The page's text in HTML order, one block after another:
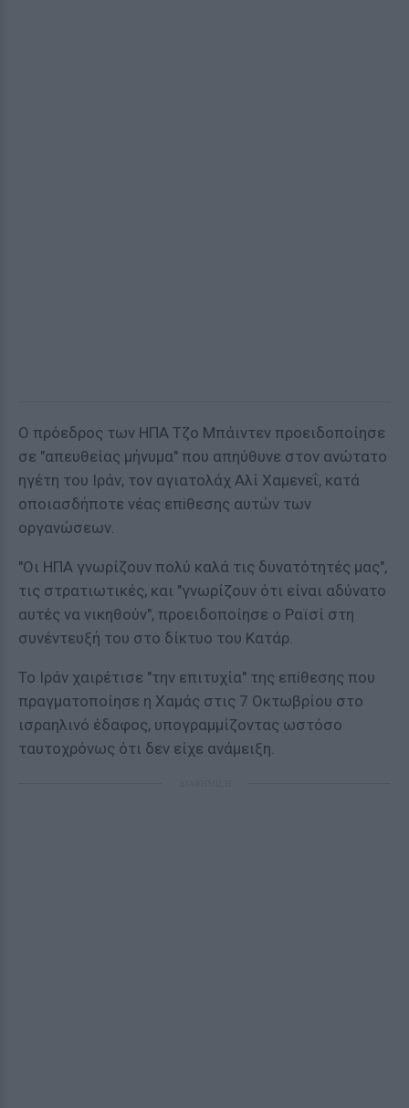
Ο πρόεδρος των ΗΠΑ Τζο Μπάιντεν προειδοποίησε
σε "απευθείας μήνυμα" που απηύθυνε στον ανώτατο
ηγέτη του Ιράν, τον αγιατολάχ Αλί Χαμενεΐ, κατά
οποιασδήποτε νέας επiθεσης αυτών των
οργανώσεων.
"Οι ΗΠΑ γνωρίζουν πολύ καλά τις δυνατότητές μας",
τις στρατιωτικές, και "γνωρίζουν ότι είναι αδύνατο
αυτές να νικηθούν", προειδοποίησε ο Ραϊσί στη
συνέντευξή του στο δίκτυο του Κατάρ.
Το Ιράν χαιρέτισε "την επιτυχία" της επiθεσης που
πραγματοποίησε η Χαμάς στις 7 Οκτωβρίου στο
ισραηλινό έδαφος, υπογραμμίζοντας ωστόσο
ταυτοχρόνως ότι δεν είχε ανάμειξη.